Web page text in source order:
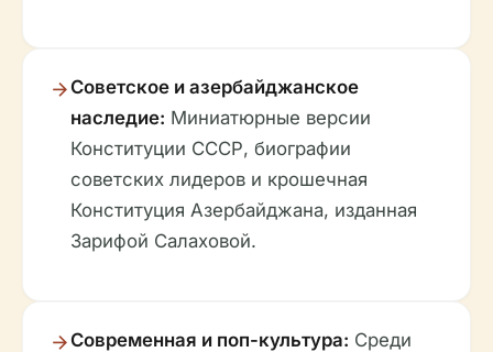
Советское и азербайджанское
наследие: Миниатюрные версии
Конституции СССР, биографии
советских лидеров и крошечная
Конституция Азербайджана, изданная
Зарифой Салаховой.
Современная и поп-культура: Среди